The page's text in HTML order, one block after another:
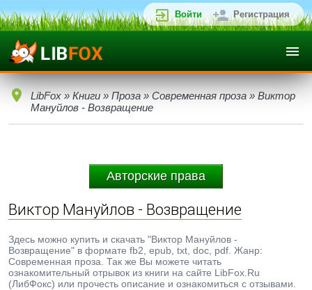
Войти Регистрация
LibFox » Книги » Проза » Современная проза » Виктор
Мануйлов - Возвращение
Авторские права
Виктор Мануйлов - Возвращение
Здесь можно купить и скачать "Виктор Мануйлов -
Возвращение" в формате fb2, epub, txt, doc, pdf. Жанр:
Современная проза. Так же Вы можете читать
ознакомительный отрывок из книги на сайте LibFox.Ru
(ЛибФокс) или прочесть описание и ознакомиться с отзывами.